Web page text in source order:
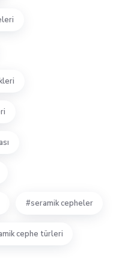
seramik cepheler
cephe türleri